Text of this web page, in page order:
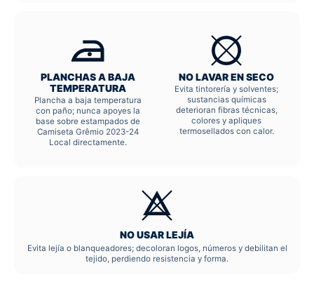
PLANCHAS A BAJA
TEMPERATURA
Plancha a baja temperatura
con paño; nunca apoyes la
base sobre estampados de
Camiseta Grêmio 2023-24
Local directamente.
NO LAVAR EN SECO
Evita tintorería y solventes;
sustancias químicas
deterioran fibras técnicas,
colores y apliques
termosellados con calor.
NO USAR LEJÍA
Evita lejía o blanqueadores; decoloran logos, números y debilitan el
tejido, perdiendo resistencia y forma.